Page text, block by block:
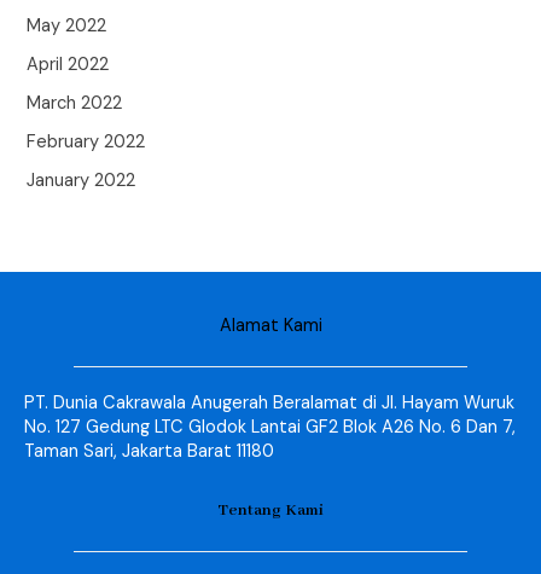
May 2022
April 2022
March 2022
February 2022
January 2022
Alamat Kami
PT. Dunia Cakrawala Anugerah Beralamat di Jl. Hayam Wuruk
No. 127 Gedung LTC Glodok Lantai GF2 Blok A26 No. 6 Dan 7,
Taman Sari, Jakarta Barat 11180
Tentang Kami